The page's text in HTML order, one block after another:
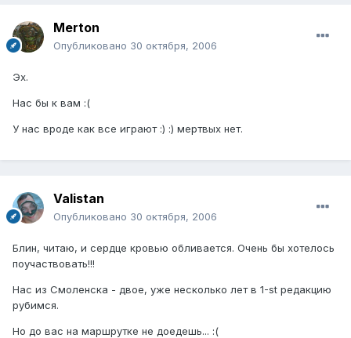
Merton
Опубликовано 30 октября, 2006
Эх.
Нас бы к вам :(
У нас вроде как все играют :) :) мертвых нет.
Valistan
Опубликовано 30 октября, 2006
Блин, читаю, и сердце кровью обливается. Очень бы хотелось
поучаствовать!!!
Нас из Смоленска - двое, уже несколько лет в 1-st редакцию
рубимся.
Но до вас на маршрутке не доедешь... :(